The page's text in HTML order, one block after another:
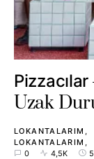
Pizzacılar
Uzak
LOKANTALARIM
LOKANTALARIM
0
4,5K